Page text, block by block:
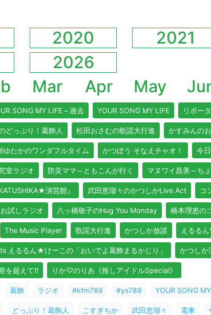
2020 2021
2026
Mar Apr May
SONG MY LIFE～過去 YOUR SONG MY LIFE リポー
どっぷり！葛飾人 松田おさむの歌謡大行進 かすみんの
ゆたかのワンダフルタイム かつぼう そなえチャオ！ 今
室ラジオ 防災ママ～ともこんが行く マヌワイ昌美～ち
演芸館』 武田恵瑠々のかつしかLive Act コ
試しラジオ 八ッ橋敬子のHug You Monday 橋本理恵の
The Music Player 歌謡大行進 かつしか放談 えるる
えるるん★けーこの「おいでよ葛飾まるかじり」 かつしか
を超えて!! りか♡のりあ《推しアイドルSpecial》
葛飾 ラジオ #kfm789 #ys789 YOUR SONG
どっぷり！葛飾人 こすぎちか 武田恵瑠々 電車